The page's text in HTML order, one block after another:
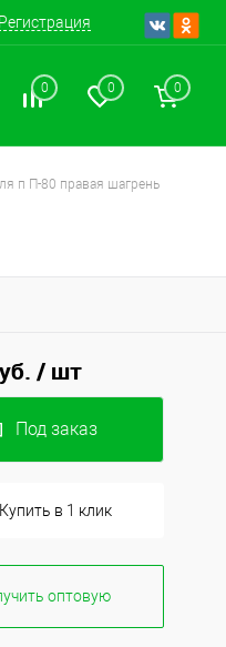
Регистрация
0 0 0
п П-80 правая шагрень
/ шт
Под заказ
Купить в 1 клик
оптовую